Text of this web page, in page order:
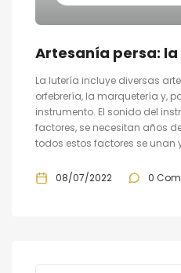
La lutería incluye diversas
orfebrería, la marquetería y,
instrumento. El sonido del
factores, se necesitan años
todos estos factores se unan
08/07/2022 0